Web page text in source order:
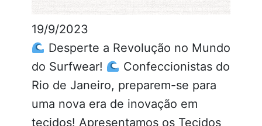
19/9/2023
Desperte a Revolução no Mundo
do Surfwear!
Confeccionistas do
Rio de Janeiro, preparem-se para
uma nova era de inovação em
tecidos! Apresentamos os Tecidos